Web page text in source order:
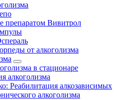
препаратом Вивитрол
от алкоголизма
в стационаре
алкоголизма
Реабилитация алкозависимых
алкоголизма